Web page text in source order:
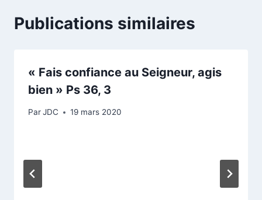
Publications similaires
« Fais confiance au Seigneur, agis
bien » Ps 36, 3
ParJDC 19 mars 2020